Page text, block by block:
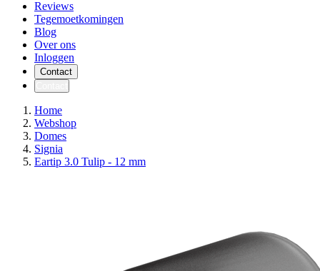
Reviews
Tegemoetkomingen
Blog
Over ons
Inloggen
Contact
Home
Webshop
Domes
Signia
Eartip 3.0 Tulip - 12 mm